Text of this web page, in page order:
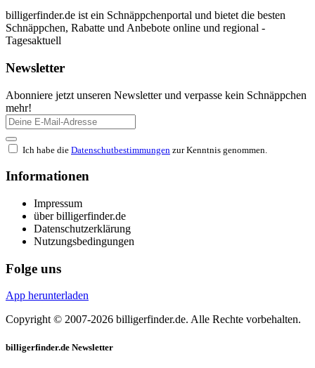
billigerfinder.de ist ein Schnäppchenportal und bietet die besten
Schnäppchen, Rabatte und Anbebote online und regional -
Tagesaktuell
Newsletter
Abonniere jetzt unseren Newsletter und verpasse kein Schnäppchen
mehr!
Ich habe die Datenschutbestimmungen zur Kenntnis genommen.
Informationen
Impressum
über billigerfinder.de
Datenschutzerklärung
Nutzungsbedingungen
Folge uns
App herunterladen
Copyright © 2007-2026 billigerfinder.de. Alle Rechte vorbehalten.
billigerfinder.de Newsletter